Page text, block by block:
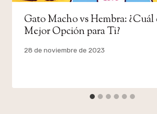
Gato Macho vs Hembra: ¿Cuál
Mejor Opción para Ti?
Por
28 de noviembre de 2023